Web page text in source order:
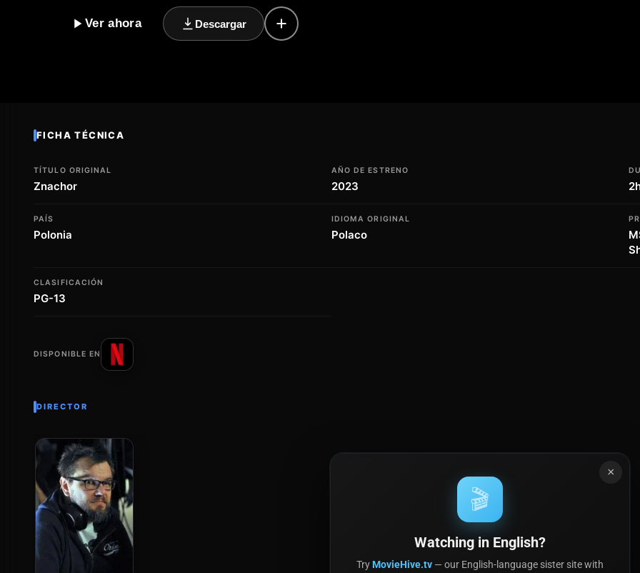
que buscan comprender el misterio detrás de sus poderes. La trama se entrelaza con un
romance apasionado y profundo que surge entre el curandero y una de las personas que busca
Ver ahora Descargar
FICHA TÉCNICA
TÍTULO ORIGINAL
Znachor
AÑO DE ESTRENO
2023
PAÍS
Polonia
IDIOMA ORIGINAL
Polaco
CLASIFICACIÓN
PG-13
DISPONIBLE EN
DIRECTOR
×
🎬
Watching in English?
TryMovieHive.tv — our English-language sister site with